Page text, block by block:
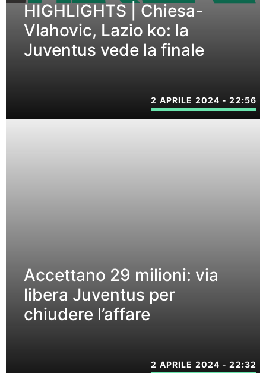
HIGHLIGHTS | Chiesa-
Vlahovic, Lazio ko: la
Juventus vede la finale
2 APRILE 2024 - 22:56
Accettano 29 milioni: via
libera Juventus per
chiudere l’affare
2 APRILE 2024 - 22:32